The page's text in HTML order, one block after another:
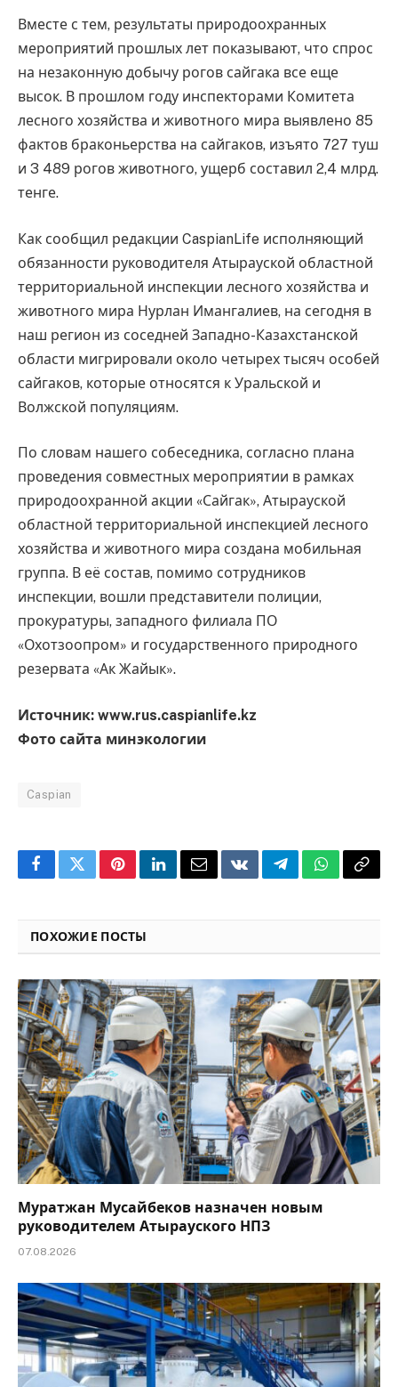
Вместе с тем, результаты природоохранных
мероприятий прошлых лет показывают, что спрос
на незаконную добычу рогов сайгака все еще
высок. В прошлом году инспекторами Комитета
лесного хозяйства и животного мира выявлено 85
фактов браконьерства на сайгаков, изъято 727 туш
и 3 489 рогов животного, ущерб составил 2,4 млрд.
тенге.
Как сообщил редакции CaspianLife исполняющий
обязанности руководителя Атырауской областной
территориальной инспекции лесного хозяйства и
животного мира Нурлан Имангалиев, на сегодня в
наш регион из соседней Западно-Казахстанской
области мигрировали около четырех тысяч особей
сайгаков, которые относятся к Уральской и
Волжской популяциям.
По словам нашего собеседника, согласно плана
проведения совместных мероприятии в рамках
природоохранной акции «Сайгак», Атырауской
областной территориальной инспекцией лесного
хозяйства и животного мира создана мобильная
группа. В её состав, помимо сотрудников
инспекции, вошли представители полиции,
прокуратуры, западного филиала ПО
«Охотзоопром» и государственного природного
резервата «Ак Жайык».
Источник: www.rus.caspianlife.kz
Фото сайта минэкологии
Caspian
FacebookTwitterPinterestLinkedInEmailVKontakteTelegramWhatsApp
Copy
ПОХОЖИЕ ПОСТЫ
Муратжан Мусайбеков назначен новым
руководителем Атырауского НПЗ
07.08.2026